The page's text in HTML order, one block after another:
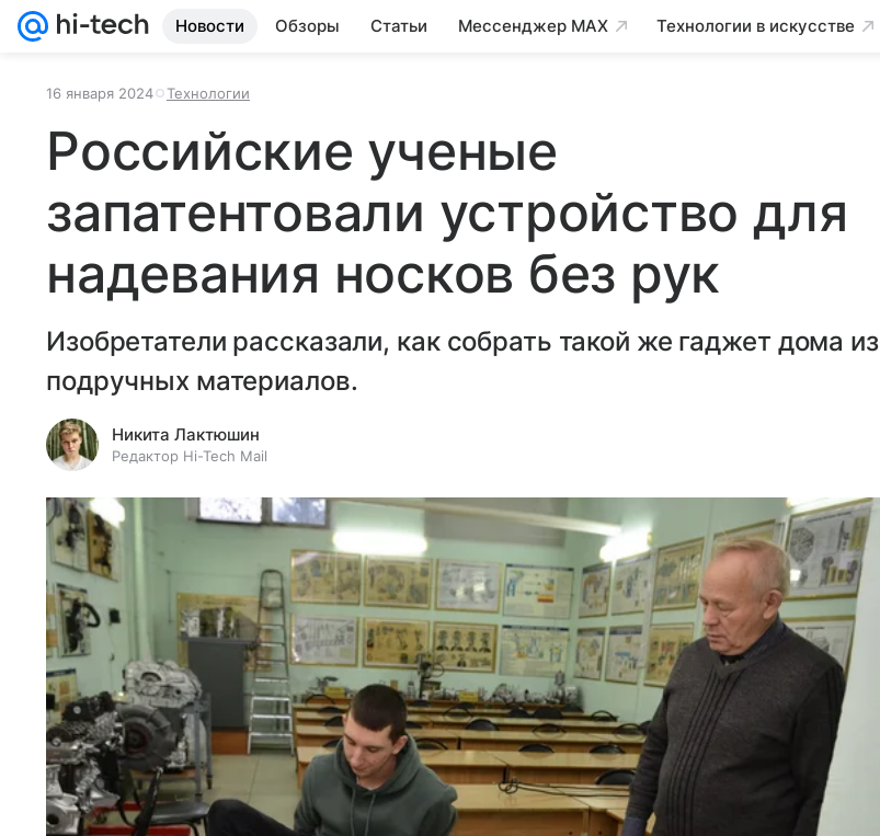
Новости Обзоры Статьи Мессенджер MAX Технологии в искусстве
16 января 2024 Технологии
Российские ученые
запатентовали устройство для
надевания носков без рук
Изобретатели рассказали, как собрать такой же гаджет дома из
подручных материалов.
Никита Лактюшин
Редактор Hi-Tech Mail